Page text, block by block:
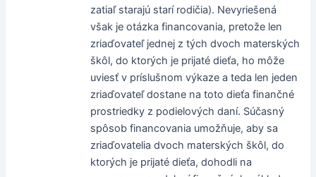
zatiaľ starajú starí rodičia). Nevyriešená
však je otázka financovania, pretože len
zriaďovateľ jednej z tých dvoch materských
škôl, do ktorých je prijaté dieťa, ho môže
uviesť v príslušnom výkaze a teda len jeden
zriaďovateľ dostane na toto dieťa finančné
prostriedky z podielových daní. Súčasný
spôsob financovania umožňuje, aby sa
zriaďovatelia dvoch materských škôl, do
ktorých je prijaté dieťa, dohodli na